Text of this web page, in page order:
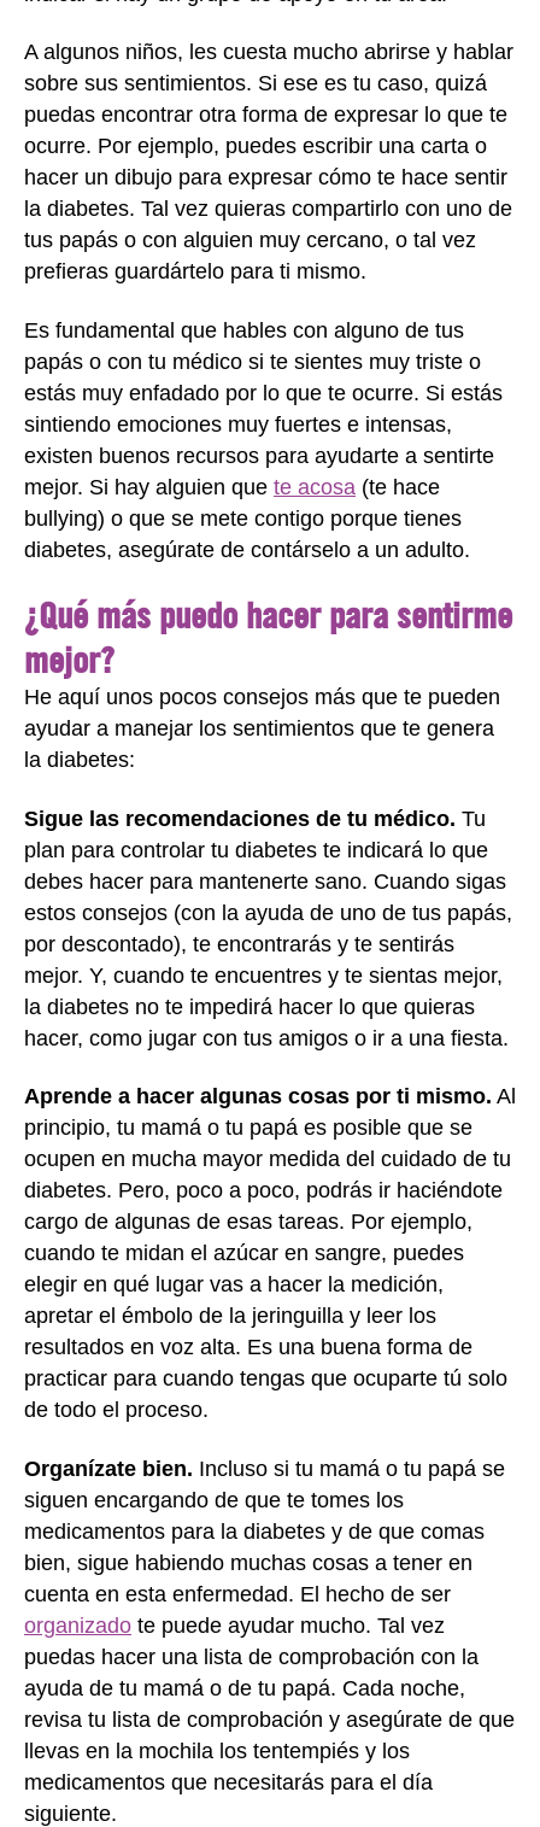
A algunos niños, les cuesta mucho abrirse y hablar
sobre sus sentimientos. Si ese es tu caso, quizá
puedas encontrar otra forma de expresar lo que te
ocurre. Por ejemplo, puedes escribir una carta o
hacer un dibujo para expresar cómo te hace sentir
la diabetes. Tal vez quieras compartirlo con uno de
tus papás o con alguien muy cercano, o tal vez
prefieras guardártelo para ti mismo.
Es fundamental que hables con alguno de tus
papás o con tu médico si te sientes muy triste o
estás muy enfadado por lo que te ocurre. Si estás
sintiendo emociones muy fuertes e intensas,
existen buenos recursos para ayudarte a sentirte
mejor. Si hay alguien que te acosa (te hace
bullying) o que se mete contigo porque tienes
diabetes, asegúrate de contárselo a un adulto.
¿Qué más puedo hacer para sentirme
mejor?
He aquí unos pocos consejos más que te pueden
ayudar a manejar los sentimientos que te genera
la diabetes:
Sigue las recomendaciones de tu médico. Tu
plan para controlar tu diabetes te indicará lo que
debes hacer para mantenerte sano. Cuando sigas
estos consejos (con la ayuda de uno de tus papás,
por descontado), te encontrarás y te sentirás
mejor. Y, cuando te encuentres y te sientas mejor,
la diabetes no te impedirá hacer lo que quieras
hacer, como jugar con tus amigos o ir a una fiesta.
Aprende a hacer algunas cosas por ti mismo. Al
principio, tu mamá o tu papá es posible que se
ocupen en mucha mayor medida del cuidado de tu
diabetes. Pero, poco a poco, podrás ir haciéndote
cargo de algunas de esas tareas. Por ejemplo,
cuando te midan el azúcar en sangre, puedes
elegir en qué lugar vas a hacer la medición,
apretar el émbolo de la jeringuilla y leer los
resultados en voz alta. Es una buena forma de
practicar para cuando tengas que ocuparte tú solo
de todo el proceso.
Organízate bien. Incluso si tu mamá o tu papá se
siguen encargando de que te tomes los
medicamentos para la diabetes y de que comas
bien, sigue habiendo muchas cosas a tener en
cuenta en esta enfermedad. El hecho de ser
organizado te puede ayudar mucho. Tal vez
puedas hacer una lista de comprobación con la
ayuda de tu mamá o de tu papá. Cada noche,
revisa tu lista de comprobación y asegúrate de que
llevas en la mochila los tentempiés y los
medicamentos que necesitarás para el día
siguiente.